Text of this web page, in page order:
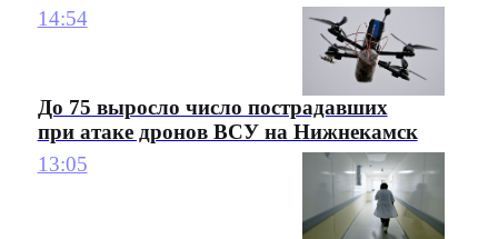
14:54
До 75 выросло число пострадавших
при атаке дронов ВСУ на Нижнекамск
13:05